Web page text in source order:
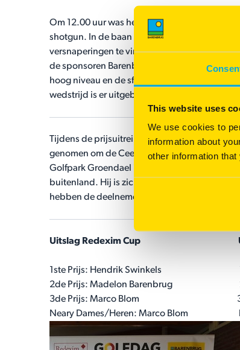
This website uses
We use cookies to
information about
other information
Om 12.00 uur was het tijd voor de snikhete
shotgun. In de baan waren er gelukkig genoeg
versnaperingen te vinden bij de standjes van
de sponsoren Barenbrug, Redexim, ICL,
hoog niveau en de sfeer was top. Er is door
wedstrijd is er uitgebreid geborreld en
Tijdens de prijsuitreiking zijn de beste
genomen om de Cees de Bree prijs uit te
Golfpark Groendael in Wassenaar voor zijn
buitenland. Hij is zich door de jaren heen
hebben de deelnemers genoten van een
Uitslag Redexim Cup Uitslag
1ste Prijs: Hendrik Swinkels
2de Prijs: Madelon Barenbrug
3de Prijs: Marco Blom
Neary Dames/Heren: Marco Blom